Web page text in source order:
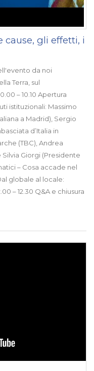
gli effetti, i
da noi
Terra, sul
– 10.10 Apertura
istituzionali: Massimo
a Madrid), Sergio
d’Italia in
(TBC), Andrea
Silvia Giorgi (Presidente
– Cosa accade nel
globale al locale:
– 12.30 Q&A e chiusura